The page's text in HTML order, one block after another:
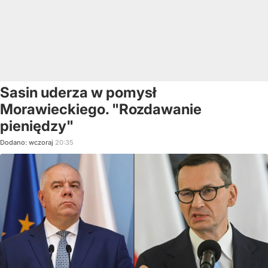
Sasin uderza w pomysł
Morawieckiego. "Rozdawanie
pieniędzy"
Dodano: wczoraj 20:35